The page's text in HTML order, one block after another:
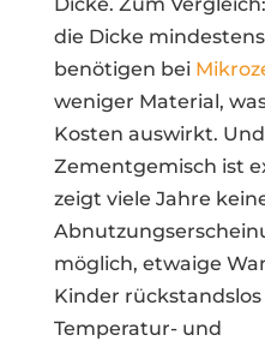
die Dicke
benötigen bei
weniger Material,
Kosten auswirkt.
Zementgemisch ist
zeigt viele Jahre
möglich, etwaige
Kinder
Temperatur- und